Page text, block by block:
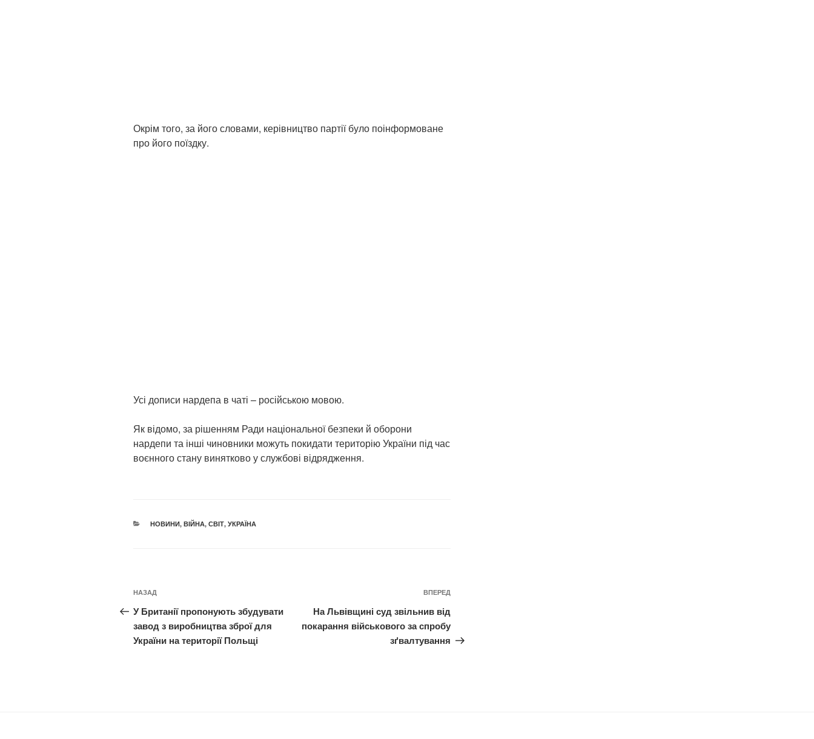
Окрім того, за його словами, керівництво партії було поінформоване
про його поїздку.
Усі дописи нардепа в чаті – російською мовою.
Як відомо, за рішенням Ради національної безпеки й оборони
нардепи та інші чиновники можуть покидати територію України під час
воєнного стану винятково у службові відрядження.
КАТЕГОРІЇ
НОВИНИ, ВІЙНА, СВІТ, УКРАЇНА
Навігація
записів
Попередній
запис:
НАЗАД
У Британії пропонують збудувати
завод з виробництва зброї для
України на території Польщі
Наступний
ВПЕРЕД
На Львівщині суд звільнив від
покарання військового за спробу
зґвалтування